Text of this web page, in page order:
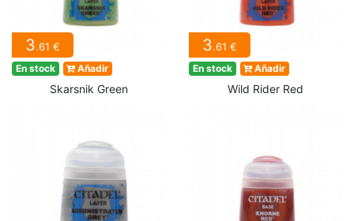
3.61 €
En stock Añadir
Skarsnik Green
3.61 €
En stock Añadir
Wild Rider Red